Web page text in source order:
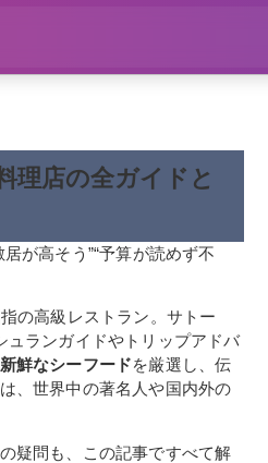
理店の全ガイドと
が高そう”“予算が読めず不
の高級レストラン。サトー
ュランガイドやトリップアドバ
鮮なシーフードを厳選し、伝
、世界中の著名人や国内外の
疑問も、この記事ですべて解